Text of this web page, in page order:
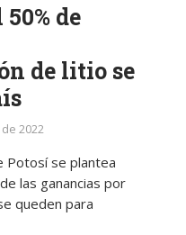
de
de litio se
2022
Potosí se plantea
las ganancias por
queden para